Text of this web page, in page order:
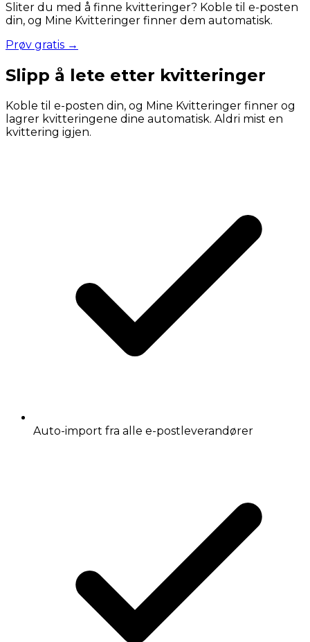
Sliter du med å finne kvitteringer? Koble til e-posten
din, og Mine Kvitteringer finner dem automatisk.
Prøv gratis →
Slipp å lete etter kvitteringer
Koble til e-posten din, og Mine Kvitteringer finner og
lagrer kvitteringene dine automatisk. Aldri mist en
kvittering igjen.
Auto-import fra alle e-postleverandører